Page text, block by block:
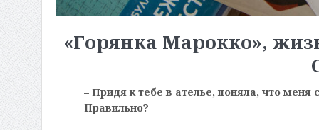
«Горянка Марокко»,
– Придя к тебе в ателье, поняла, что
Правильно?